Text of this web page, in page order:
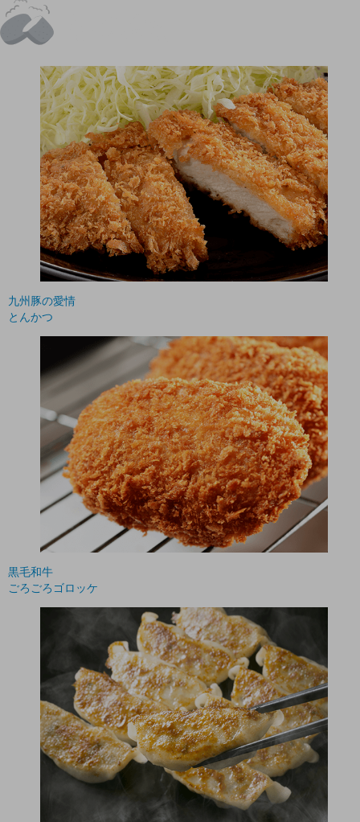
九州豚の愛情
とんかつ
黒毛和牛
ごろごろゴロッケ